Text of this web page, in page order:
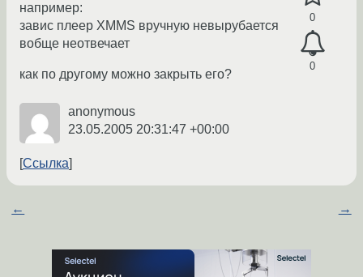
0
0
например:
завис плеер XMMS вручную невырубается
вобще неотвечает
как по другому можно закрыть его?
anonymous
23.05.2005 20:31:47 +00:00
Ссылка
← →